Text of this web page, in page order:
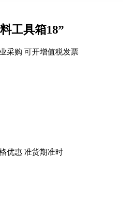
工具箱18”
采购 可开增值税发票
优惠 准货期准时